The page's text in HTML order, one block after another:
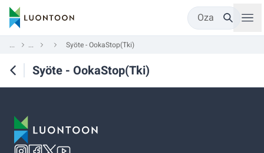
Oza
... ... Syöte - OokaStop(Tki)
Syöte - OokaStop(Tki)